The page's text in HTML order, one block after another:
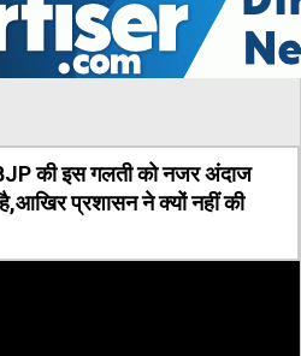
की इस गलती को नजर अंदाज
प्रशासन ने क्यों नहीं की